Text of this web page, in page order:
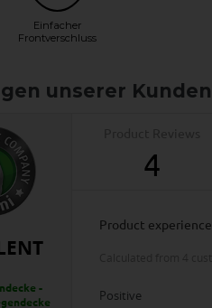
Einfacher
Frontverschluss
-
4
product experience
Positive